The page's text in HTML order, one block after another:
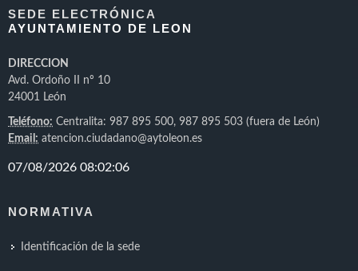
SEDE ELECTRÓNICA
AYUNTAMIENTO DE LEON
DIRECCION
Avd. Ordoño II nº 10
24001 León
Teléfono: Centralita: 987 895 500, 987 895 503 (fuera de León)
Email: atencion.ciudadano@aytoleon.es
NORMATIVA
Identificación de la sede